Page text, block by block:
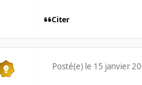
Citer
Posté(e) le 15 janvier